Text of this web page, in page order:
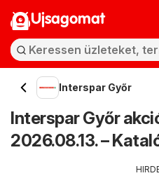
Ujsagomat
Interspar Győr
Interspar Győr
2026.08.13. –